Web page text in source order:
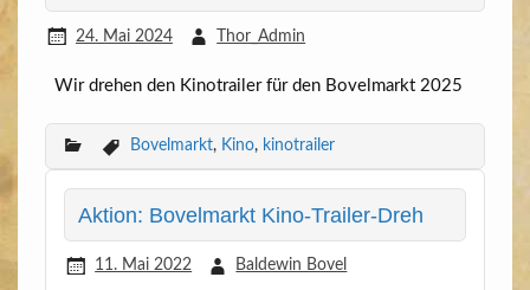
24. Mai 2024 Thor_Admin
Wir dre­hen den Kino­trai­ler für den Bovel­markt 2025
Bovelmarkt, Kino, kinotrailer
Aktion: Bovelmarkt Kino-Trailer-Dreh
11. Mai 2022 Baldewin Bovel